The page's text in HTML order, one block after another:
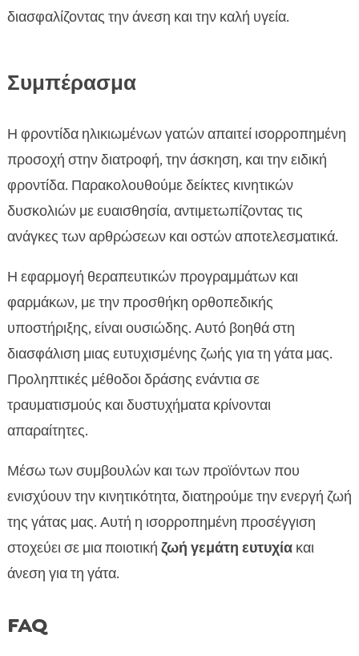
διασφαλίζοντας την άνεση και την καλή υγεία.
Συμπέρασμα
Η φροντίδα ηλικιωμένων γατών απαιτεί ισορροπημένη
προσοχή στην διατροφή, την άσκηση, και την ειδική
φροντίδα. Παρακολουθούμε δείκτες κινητικών
δυσκολιών με ευαισθησία, αντιμετωπίζοντας τις
ανάγκες των αρθρώσεων και οστών αποτελεσματικά.
Η εφαρμογή θεραπευτικών προγραμμάτων και
φαρμάκων, με την προσθήκη ορθοπεδικής
υποστήριξης, είναι ουσιώδης. Αυτό βοηθά στη
διασφάλιση μιας ευτυχισμένης ζωής για τη γάτα μας.
Προληπτικές μέθοδοι δράσης ενάντια σε
τραυματισμούς και δυστυχήματα κρίνονται
απαραίτητες.
Μέσω των συμβουλών και των προϊόντων που
ενισχύουν την κινητικότητα, διατηρούμε την ενεργή ζωή
της γάτας μας. Αυτή η ισορροπημένη προσέγγιση
στοχεύει σε μια ποιοτική ζωή γεμάτη ευτυχίακαι
άνεση για τη γάτα.
FAQ